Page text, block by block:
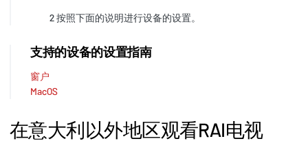
在意大利以外地区观看RAI电视
2 按照下面的说明进行设备的设置。
支持的设备的设置指南
窗户
MacOS